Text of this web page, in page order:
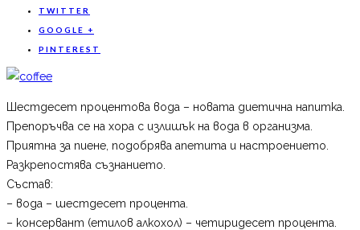
TWITTER
GOOGLE +
PINTEREST
Шестдесет процентова вода – новата диетична напитка.
Препоръчва се на хора с излишък на вода в организма.
Приятна за пиене, подобрява апетита и настроението.
Разкрепостява съзнанието.
Състав:
– вода – шестдесет процента.
– консервант (етилов алкохол) – четиридесет процента.